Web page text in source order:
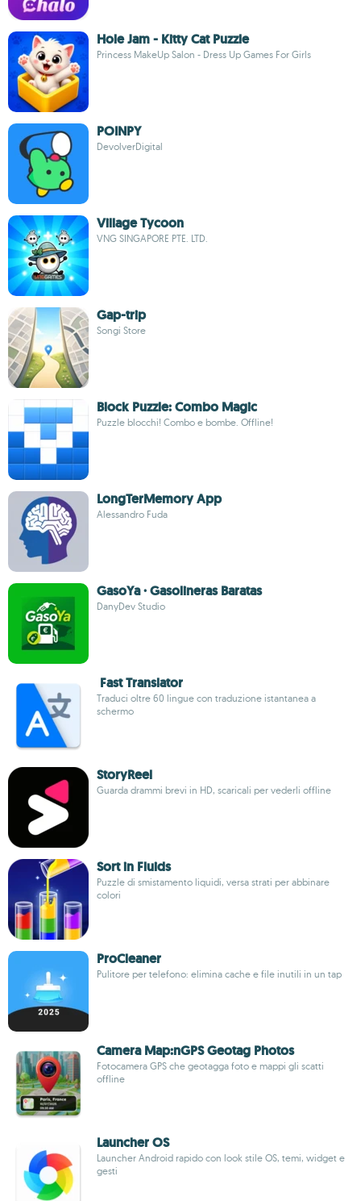
Hole Jam - Kitty Cat Puzzle
Princess MakeUp Salon - Dress Up Games For Girls
POINPY
DevolverDigital
Village Tycoon
VNG SINGAPORE PTE. LTD.
Gap-trip
Songi Store
Block Puzzle: Combo Magic
Puzzle blocchi! Combo e bombe. Offline!
LongTerMemory App
Alessandro Fuda
GasoYa · Gasolineras Baratas
DanyDev Studio
Fast Translator
Traduci oltre 60 lingue con traduzione istantanea a
schermo
StoryReel
Guarda drammi brevi in HD, scaricali per vederli offline
Sort in Fluids
Puzzle di smistamento liquidi, versa strati per abbinare
colori
ProCleaner
Pulitore per telefono: elimina cache e file inutili in un tap
Camera Map:nGPS Geotag Photos
Fotocamera GPS che geotagga foto e mappi gli scatti
offline
Launcher OS
Launcher Android rapido con look stile OS, temi, widget e
gesti